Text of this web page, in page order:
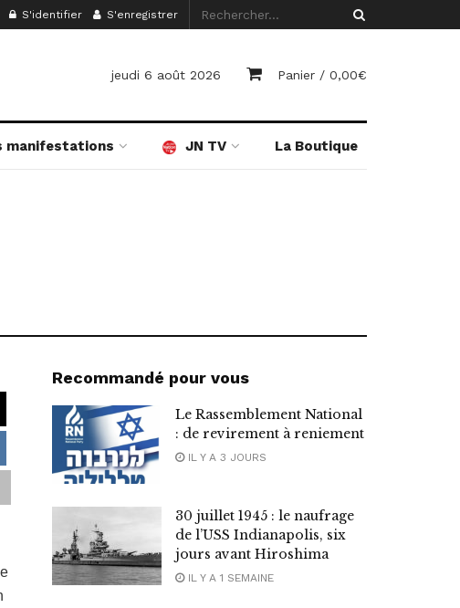
S'identifier S'enregistrer
jeudi 6 août 2026 Panier / 0,00€
manifestations JN TV La Boutique
Recommandé pour vous
Le Rassemblement National
: de revirement à reniement
IL Y A 3 JOURS
30 juillet 1945 : le naufrage
de l’USS Indianapolis, six
jours avant Hiroshima
IL Y A 1 SEMAINE